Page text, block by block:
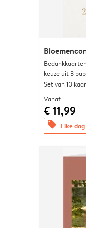
keuze uit 3
Set van 10
Vanaf
€ 11,99
offers Elke